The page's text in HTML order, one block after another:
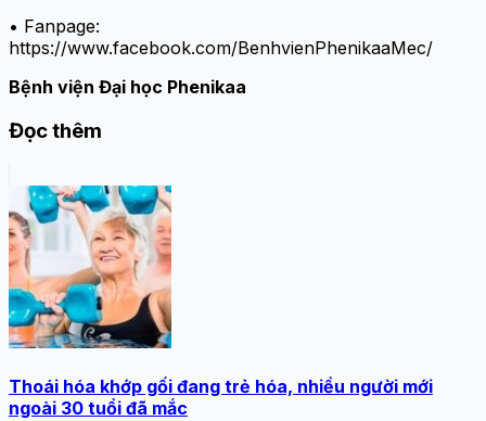
• Fanpage:
https://www.facebook.com/BenhvienPhenikaaMec/
Bệnh viện Đại học Phenikaa
Đọc thêm
Thoái hóa khớp gối đang trẻ hóa, nhiều người mới
ngoài 30 tuổi đã mắc